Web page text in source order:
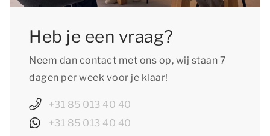
Heb je een vraag?
Neem dan contact met ons op, wij staan 7
dagen per week voor je klaar!
+31 85 013 40 40
+31 85 013 40 40